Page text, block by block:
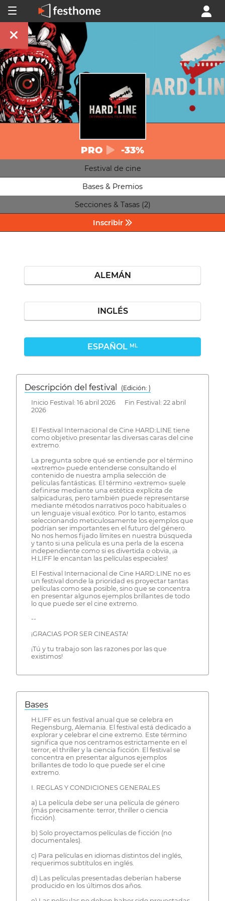
PRO -33%
Festival de cine
Bases & Premios
Secciones & Tasas (2)
Inscribir
ALEMÁN
INGLÉS
ESPAÑOL ML
Descripción del festival
( Edición: )
Inicio Festival: 16 abril 2026 Fin Festival: 22 abril
2026
El Festival Internacional de Cine HARD:LINE tiene
como objetivo presentar las diversas caras del cine
extremo.
La pregunta sobre qué se entiende por el término
«extremo» puede entenderse consultando el
contenido de nuestra amplia selección de
películas fantásticas. El término «extremo» suele
definirse mediante una estética explícita de
salpicaduras, pero también puede representarse
mediante métodos narrativos poco habituales o
un lenguaje visual exótico. Por lo tanto, estamos
seleccionando meticulosamente los ejemplos que
podrían ser importantes en el futuro del género.
No nos hemos fijado límites en nuestra búsqueda
y tanto si una película es una perla de la escena
independiente como si es divertida o obvia, ¡a
H:LIFF le encantan las películas especiales!
El Festival Internacional de Cine HARD:LINE no es
un festival donde la prioridad es proyectar tantas
películas como sea posible, sino que se concentra
en presentar algunos ejemplos brillantes de todo
lo que puede ser el cine extremo.
--
¡GRACIAS POR SER CINEASTA!
¡Tú y tu trabajo son las razones por las que
existimos!
Bases
H:LIFF es un festival anual que se celebra en
Regensburg, Alemania. El festival está dedicado a
explorar y celebrar el cine extremo. Este término
significa que nos centramos estrictamente en el
terror, el thriller y la ciencia ficción. El festival se
concentra en presentar algunos ejemplos
brillantes de todo lo que puede ser el cine
extremo.
I. REGLAS Y CONDICIONES GENERALES
a) La película debe ser una película de género
(más precisamente: terror, thriller o ciencia
ficción).
b) Solo proyectamos películas de ficción (no
documentales).
c) Para películas en idiomas distintos del inglés,
requerimos subtítulos en inglés.
d) Las películas presentadas deberían haberse
producido en los últimos dos años.